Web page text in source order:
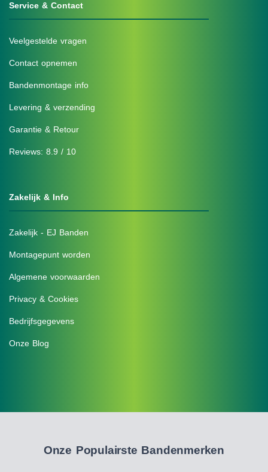
Service & Contact
Veelgestelde vragen
Contact opnemen
Bandenmontage info
Levering & verzending
Garantie & Retour
Reviews: 8.9 / 10
Zakelijk & Info
Zakelijk - EJ Banden
Montagepunt worden
Algemene voorwaarden
Privacy & Cookies
Bedrijfsgegevens
Onze Blog
Onze Populairste Bandenmerken